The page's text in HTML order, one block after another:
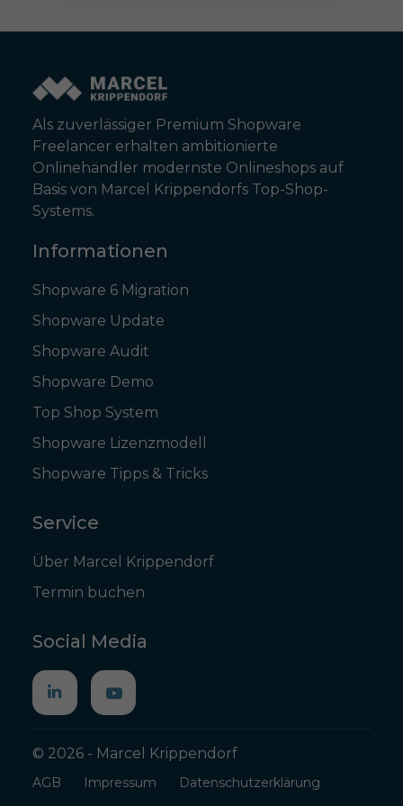
Als zuverlässiger Premium Shopware
Freelancer erhalten ambitionierte
Onlinehändler modernste Onlineshops auf
Basis von Marcel Krippendorfs Top-Shop-
Systems.
Informationen
Shopware 6 Migration
Shopware Update
Shopware Audit
Shopware Demo
Top Shop System
Shopware Lizenzmodell
Shopware Tipps & Tricks
Service
Über Marcel Krippendorf
Termin buchen
Social Media
© 2026 - Marcel Krippendorf
AGB Impressum Datenschutzerklärung